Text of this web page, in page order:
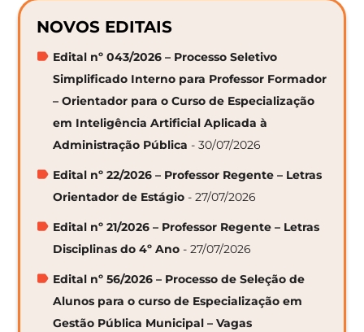
NOVOS EDITAIS
Edital nº 043/2026 – Processo Seletivo
Simplificado Interno para Professor Formador
– Orientador para o Curso de Especialização
em Inteligência Artificial Aplicada à
Administração Pública - 30/07/2026
Edital nº 22/2026 – Professor Regente – Letras
Orientador de Estágio - 27/07/2026
Edital nº 21/2026 – Professor Regente – Letras
Disciplinas do 4º Ano - 27/07/2026
Edital nº 56/2026 – Processo de Seleção de
Alunos para o curso de Especialização em
Gestão Pública Municipal – Vagas